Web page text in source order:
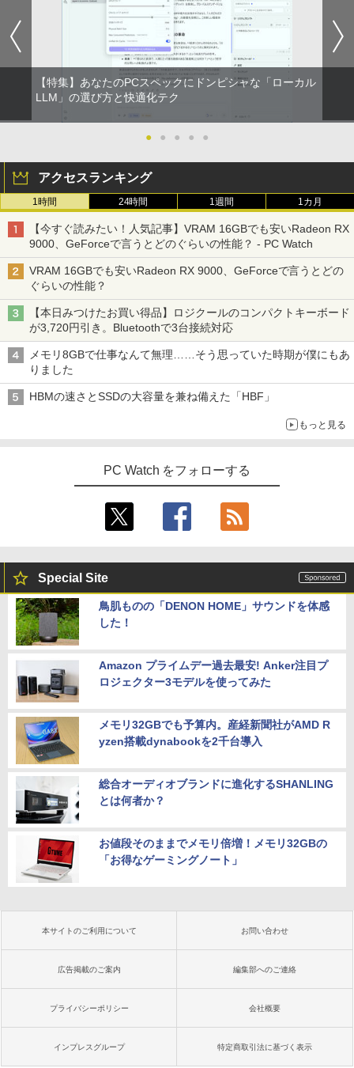
【特集】あなたのPCスペックにドンピシャな「ローカル
LLM」の選び方と快適化テク
● ● ● ● ●
アクセスランキング
1時間 24時間 1週間 1カ月
【今すぐ読みたい！人気記事】VRAM 16GBでも安いRadeon RX
9000、GeForceで言うとどのぐらいの性能？ - PC Watch
VRAM 16GBでも安いRadeon RX 9000、GeForceで言うとどの
ぐらいの性能？
【本日みつけたお買い得品】ロジクールのコンパクトキーボード
が3,720円引き。Bluetoothで3台接続対応
メモリ8GBで仕事なんて無理……そう思っていた時期が僕にもあ
りました
HBMの速さとSSDの大容量を兼ね備えた「HBF」
もっと見る
PC Watch をフォローする
Special Site
鳥肌ものの「DENON HOME」サウンドを体感
した！
Amazon プライムデー過去最安! Anker注目プ
ロジェクター3モデルを使ってみた
メモリ32GBでも予算内。産経新聞社がAMD R
yzen搭載dynabookを2千台導入
総合オーディオブランドに進化するSHANLING
とは何者か？
お値段そのままでメモリ倍増！メモリ32GBの
「お得なゲーミングノート」
本サイトのご利用について お問い合わせ
広告掲載のご案内 編集部へのご連絡
プライバシーポリシー 会社概要
インプレスグループ 特定商取引法に基づく表示